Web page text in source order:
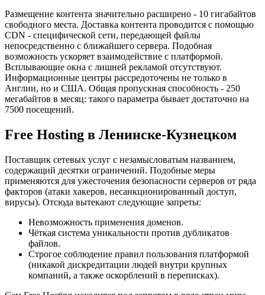
Размещение контента значительно расширено - 10 гигабайтов
свободного места. Доставка контента проводится с помощью
CDN - специфической сети, передающей файлы
непосредственно с ближайшего сервера. Подобная
возможность ускоряет взаимодействие с платформой.
Всплывающие окна с лишней рекламой отсутствуют.
Информационные центры рассредоточены не только в
Англии, но и США. Общая пропускная способность - 250
мегабайтов в месяц: такого параметра бывает достаточно на
7500 посещений.
Free Hosting в Ленинске-Кузнецком
Поставщик сетевых услуг с незамысловатым названием,
содержащий десятки ограничений. Подобные меры
применяются для ужесточения безопасности серверов от ряда
факторов (атаки хакеров, несанкционированный доступ,
вирусы). Отсюда вытекают следующие запреты:
Невозможность применения доменов.
Чёткая система уникальности против дубликатов
файлов.
Строгое соблюдение правил пользования платформой
(никакой дискредитации людей внутри крупных
компаний, а также оскорблений в переписках).